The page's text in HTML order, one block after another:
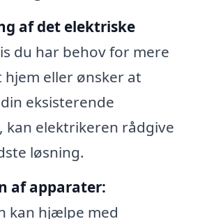
af det elektriske
du har behov for mere
eller ønsker at
eksisterende
kan elektrikeren rådgive
løsning.
af apparater:
kan hjælpe med